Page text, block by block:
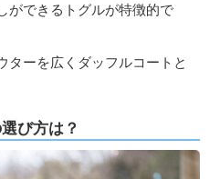
ができるトグルが特徴的で
ターを広くダッフルコートと
び方は？